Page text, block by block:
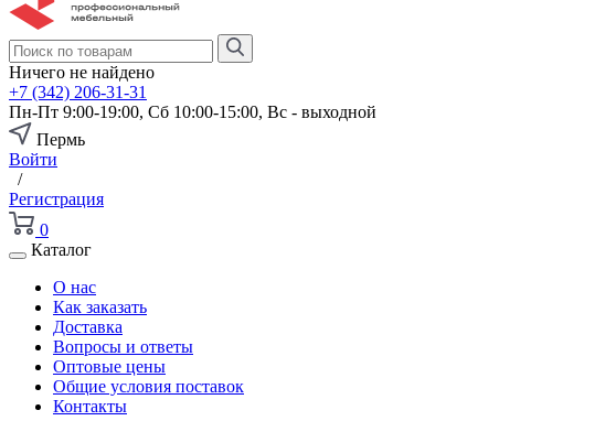
Ничего не найдено
+7 (342) 206-31-31
Пн-Пт 9:00-19:00, Сб 10:00-15:00, Вс - выходной
Пермь
Войти
/
Регистрация
0
Каталог
О нас
Как заказать
Доставка
Вопросы и ответы
Оптовые цены
Общие условия поставок
Контакты